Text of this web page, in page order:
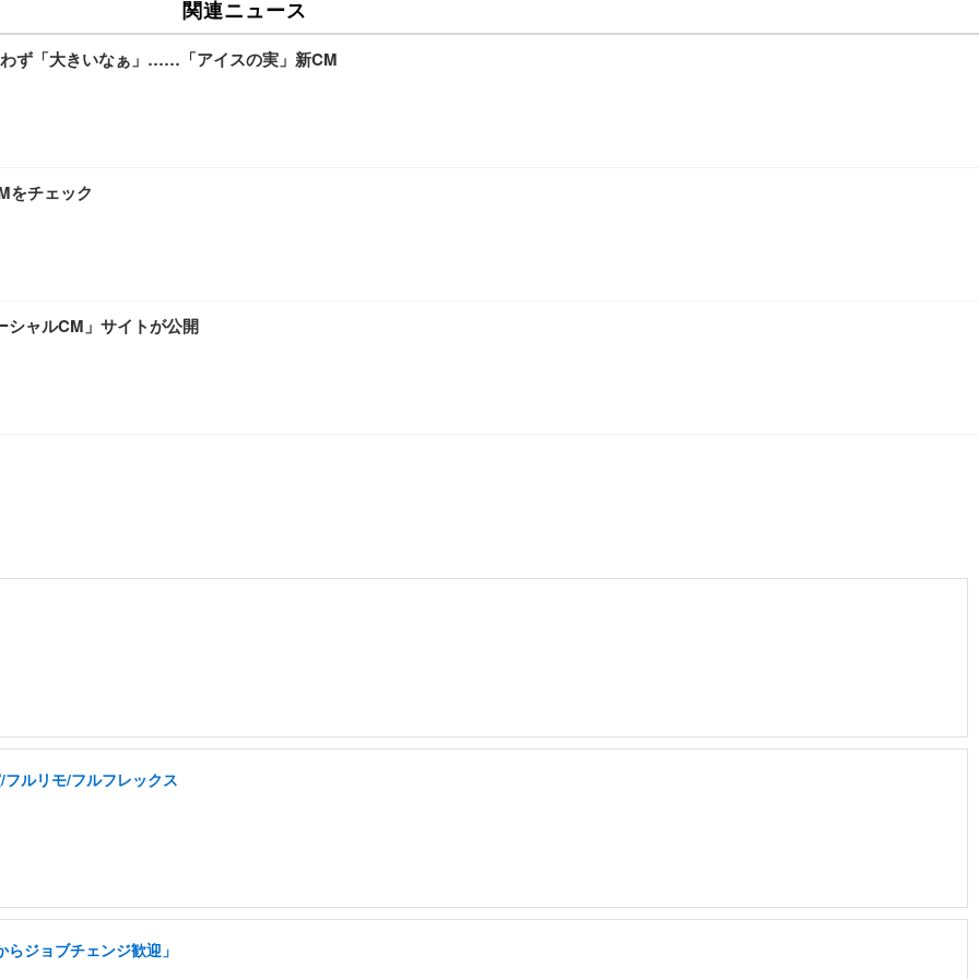
関連ニュース
ず「大きいなぁ」……「アイスの実」新CM
をチェック
ャルCM」サイトが公開
ルリモ/フルフレックス
ジョブチェンジ歓迎」